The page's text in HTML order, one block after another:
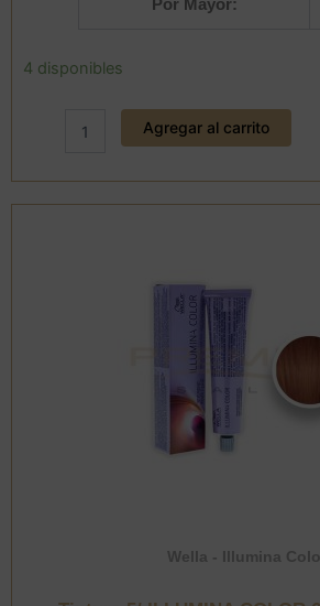
Por Mayor:
4 disponibles
Tintura
Agregar al carrito
Wella - Illumina